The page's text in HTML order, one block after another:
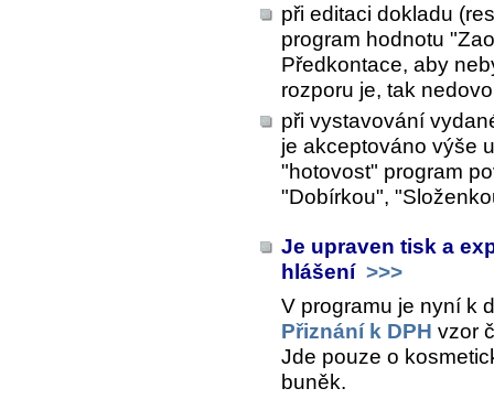
při editaci dokladu
program hodnotu
Předkontace, aby
rozporu je, tak
při vystavování
je akceptováno výše
"hotovost" program
"Dobírkou",
Je upraven tisk a
hlášení >>>
V programu je nyní k
Přiznání k DPH vzor
Jde pouze o
buněk.